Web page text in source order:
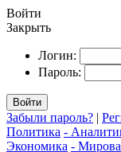
Войти
Закрыть
Логин:
Пароль:
Войти
Забыли пароль? |
Политика -
Экономика -